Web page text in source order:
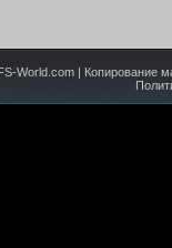
World.com | Копирование